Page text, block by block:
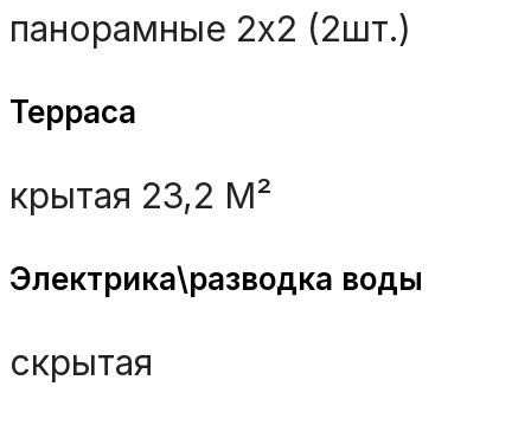
панорамные 2х2 (2шт.)
Терраса
крытая 23,2 M²
Электрика\разводка воды
скрытая